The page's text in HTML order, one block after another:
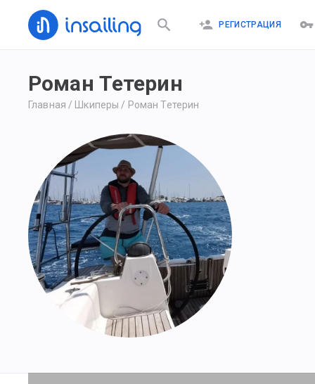
РЕГИСТРАЦИЯ
Роман Тетерин
Главная / Шкиперы / Роман Тетерин